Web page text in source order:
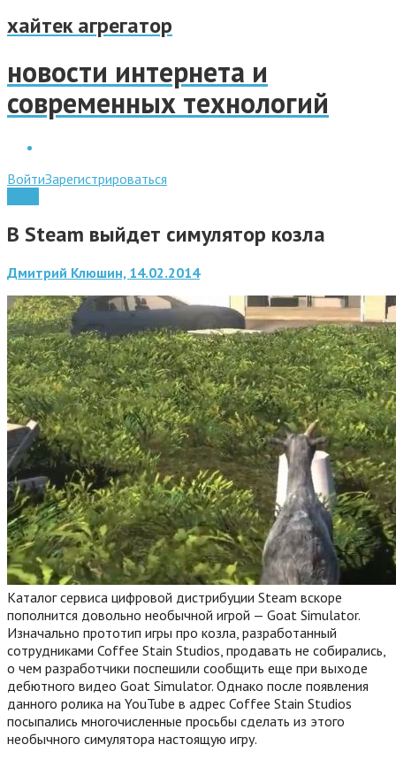
хайтек агрегатор
новости интернета и
современных технологий
ВойтиЗарегистрироваться
В Steam выйдет симулятор козла
Дмитрий Клюшин, 14.02.2014
Каталог сервиса цифровой дистрибуции Steam вскоре
пополнится довольно необычной игрой — Goat Simulator.
Изначально прототип игры про козла, разработанный
сотрудниками Coffee Stain Studios, продавать не собирались,
о чем разработчики поспешили сообщить еще при выходе
дебютного видео Goat Simulator. Однако после появления
данного ролика на YouTube в адрес Coffee Stain Studios
посыпались многочисленные просьбы сделать из этого
необычного симулятора настоящую игру.